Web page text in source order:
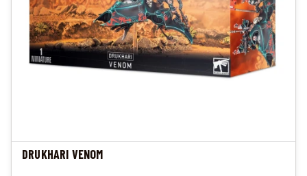
DRUKHARI VENOM